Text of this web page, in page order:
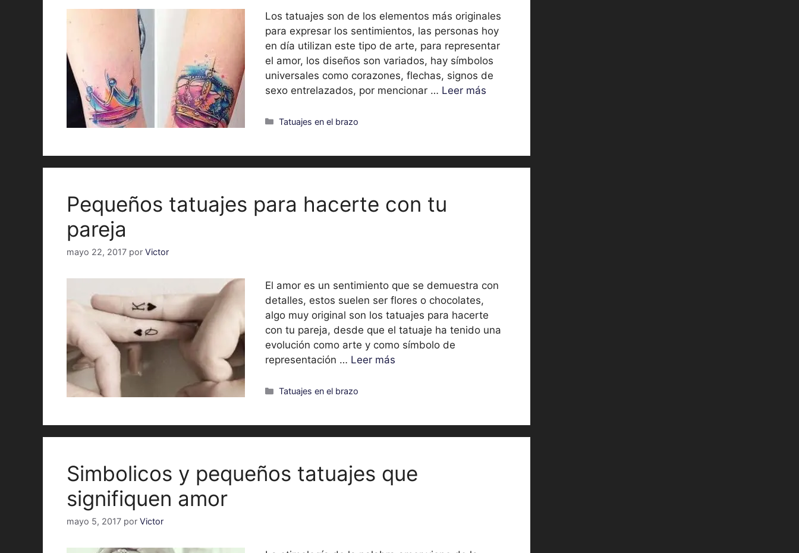
Los tatuajes son de los elementos más originales
para expresar los sentimientos, las personas hoy
en día utilizan este tipo de arte, para representar
el amor, los diseños son variados, hay símbolos
universales como corazones, flechas, signos de
sexo entrelazados, por mencionar … Leer más
Categorías
Tatuajes en el brazo
Pequeños tatuajes para hacerte con tu
pareja
mayo 22, 2017 por Victor
El amor es un sentimiento que se demuestra con
detalles, estos suelen ser flores o chocolates,
algo muy original son los tatuajes para hacerte
con tu pareja, desde que el tatuaje ha tenido una
evolución como arte y como símbolo de
representación … Leer más
Categorías
Tatuajes en el brazo
Simbolicos y pequeños tatuajes que
signifiquen amor
mayo 5, 2017 por Victor